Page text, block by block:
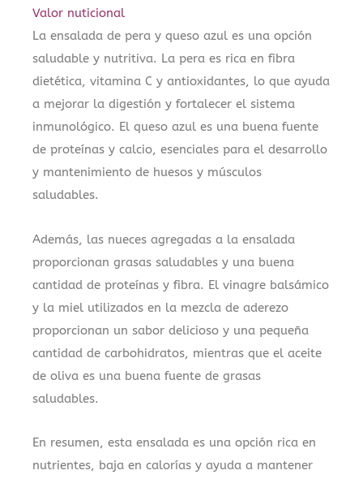
Valor nuticional
La ensalada de pera y queso azul es una opción
saludable y nutritiva. La pera es rica en fibra
dietética, vitamina C y antioxidantes, lo que ayuda
a mejorar la digestión y fortalecer el sistema
inmunológico. El queso azul es una buena fuente
de proteínas y calcio, esenciales para el desarrollo
y mantenimiento de huesos y músculos
saludables.
Además, las nueces agregadas a la ensalada
proporcionan grasas saludables y una buena
cantidad de proteínas y fibra. El vinagre balsámico
y la miel utilizados en la mezcla de aderezo
proporcionan un sabor delicioso y una pequeña
cantidad de carbohidratos, mientras que el aceite
de oliva es una buena fuente de grasas
saludables.
En resumen, esta ensalada es una opción rica en
nutrientes, baja en calorías y ayuda a mantener